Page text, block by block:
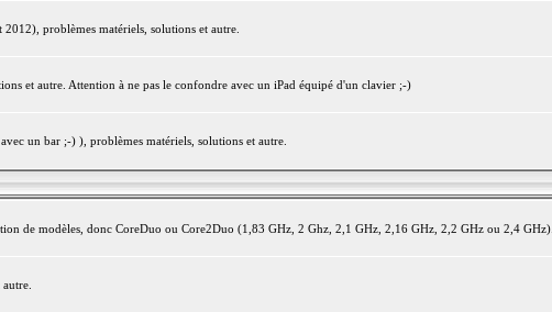
problèmes matériels, solutions et autre.
et autre. Attention à ne pas le confondre avec un iPad équipé d'un clavier ;-)
un bar ;-) ), problèmes matériels, solutions et autre.
de modèles, donc CoreDuo ou Core2Duo (1,83 GHz, 2 Ghz, 2,1 GHz, 2,16 GHz, 2,2 GHz ou 2,4 GHz).